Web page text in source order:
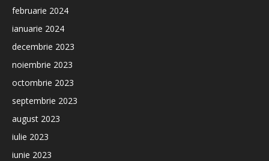
februarie 2024
ianuarie 2024
decembrie 2023
noiembrie 2023
octombrie 2023
septembrie 2023
august 2023
iulie 2023
iunie 2023